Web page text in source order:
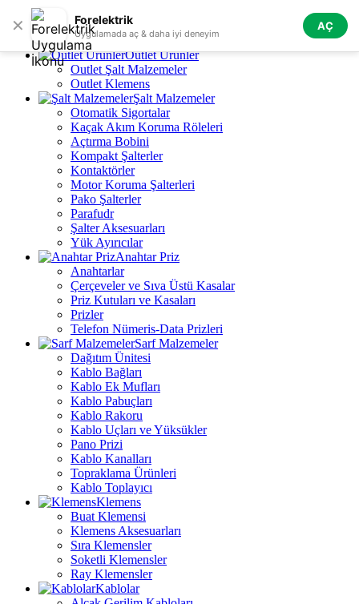
✕ Forelektrik
Uygulamada aç & daha iyi deneyim
AÇ
Skip to navigation Skip to main content
Tüm Kategoriler
Outlet Ürünler
Outlet Şalt Malzemeler
Outlet Klemens
Şalt Malzemeler
Otomatik Sigortalar
Kaçak Akım Koruma Röleleri
Açtırma Bobini
Kompakt Şalterler
Kontaktörler
Motor Koruma Şalterleri
Pako Şalterler
Parafudr
Şalter Aksesuarları
Yük Ayırıcılar
Anahtar Priz
Anahtarlar
Çerçeveler ve Sıva Üstü Kasalar
Priz Kutuları ve Kasaları
Prizler
Telefon Nümeris-Data Prizleri
Sarf Malzemeler
Dağıtım Ünitesi
Kablo Bağları
Kablo Ek Mufları
Kablo Pabuçları
Kablo Rakoru
Kablo Uçları ve Yüksükler
Pano Prizi
Kablo Kanalları
Topraklama Ürünleri
Kablo Toplayıcı
Klemens
Buat Klemensi
Klemens Aksesuarları
Sıra Klemensler
Soketli Klemensler
Ray Klemensler
Kablolar